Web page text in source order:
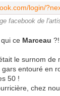
facebook de
ce Marceau ?!
le surnom de
entouré en
50 !
chez